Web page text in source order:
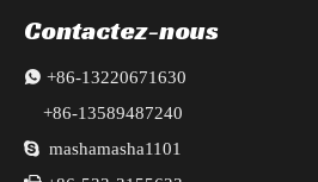
Contactez-nous
 +86-13220671630
+86-13589487240
 mashamasha1101